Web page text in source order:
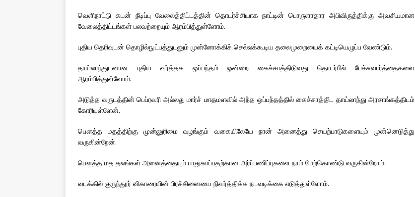
வெளிநாட்டு கடன் நீடிப்பு வேலைத்திட்டத்தின் தொடர்ச்சியாக நாட்டின் பொருளாதார அபிவிருத்திக்கு அவசியமான
வேலைத்திட்டங்கள் பலவற்றையும் ஆரம்பித்துள்ளோம்.
புதிய தெரிவுடன் தொழில்நுட்பத்துடனும் முன்னோக்கிச் செல்லக்கூடிய தலைமுறையைக் கட்டியெழுப்ப வேண்டும்.
தாய்லாந்துடனான புதிய வர்த்தக ஒப்பந்தம் ஒன்றை கைச்சாத்திடுவது தொடர்பில் பேச்சுவார்த்தைகளை
ஆரம்பித்துள்ளோம்.
அடுத்த வருடத்தின் பெப்ரவரி அல்லது மார்ச் மாதமளவில் அந்த ஒப்பந்தத்தில் கைச்சாத்திட தாய்லாந்து அரசாங்கத்திடம்
கோரியுள்ளேன்.
பௌத்த மதத்திற்கு முன்னுரிமை வழங்கும் வகையிலேயே நான் அனைத்து செயற்பாடுகளையும் முன்னெடுத்து
வருகின்றேன்.
பௌத்த மத தலங்கள் அனைத்தையும் பாதுகாப்பதற்கான அர்ப்பணிப்புகளை நாம் மேற்கொண்டு வருகின்றோம்.
வடக்கில் குருந்தூர் விகாரையின் பிரச்சினையை நிவர்த்திக்க நடவடிக்கை எடுத்துள்ளோம்.